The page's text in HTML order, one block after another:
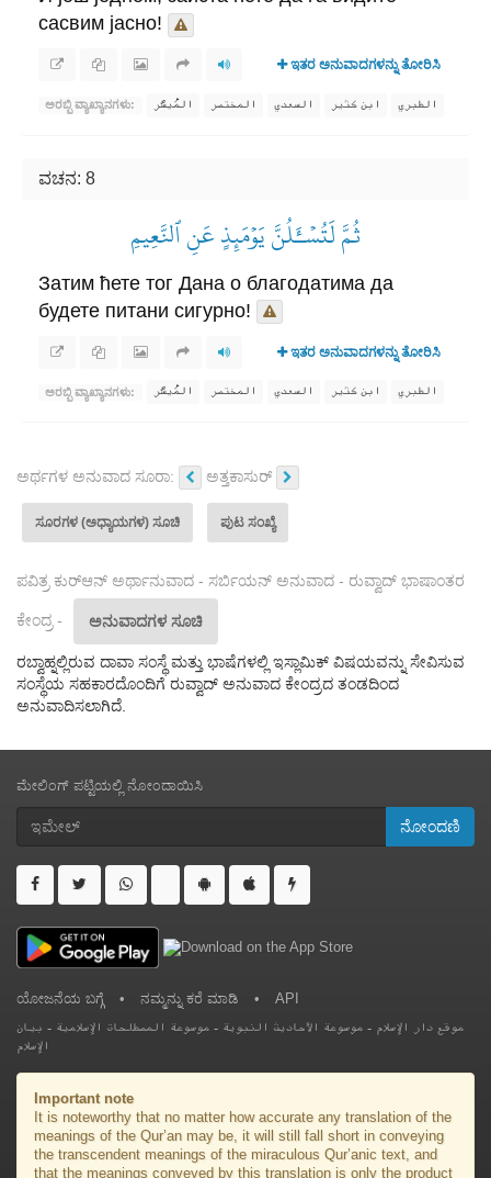
сасвим јасно!
ಇತರ ಅನುವಾದಗಳನ್ನು ತೋರಿಸಿ
ಅರಬ್ಬಿ ವ್ಯಾಖ್ಯಾನಗಳು: المُيسَّر المختصر السعدي ابن كثير الطبري
ವಚನ: 8
ثُمَّ لَتُسۡـَٔلُنَّ يَوۡمَئِذٍ عَنِ ٱلنَّعِيمِ
Затим ћете тог Дана о благодатима да
будете питани сигурно!
ಇತರ ಅನುವಾದಗಳನ್ನು ತೋರಿಸಿ
ಅರಬ್ಬಿ ವ್ಯಾಖ್ಯಾನಗಳು: المُيسَّر المختصر السعدي ابن كثير الطبري
ಅರ್ಥಗಳ ಅನುವಾದ ಸೂರಾ: ಅತ್ತಕಾಸುರ್
ಸೂರಗಳ (ಅಧ್ಯಾಯಗಳ) ಸೂಚಿ ಪುಟ ಸಂಖ್ಯೆ
ಪವಿತ್ರ ಕುರ್‌ಆನ್ ಅರ್ಥಾನುವಾದ - ಸರ್ಬಿಯನ್ ಅನುವಾದ - ರುವ್ವಾದ್ ಭಾಷಾಂತರ
ಕೇಂದ್ರ - ಅನುವಾದಗಳ ಸೂಚಿ
ರಬ್ವಾಹ್ನಲ್ಲಿರುವ ದಾವಾ ಸಂಸ್ಥೆ ಮತ್ತು ಭಾಷೆಗಳಲ್ಲಿ ಇಸ್ಲಾಮಿಕ್ ವಿಷಯವನ್ನು ಸೇವಿಸುವ
ಸಂಸ್ಥೆಯ ಸಹಕಾರದೊಂದಿಗೆ ರುವ್ವಾದ್ ಅನುವಾದ ಕೇಂದ್ರದ ತಂಡದಿಂದ
ಅನುವಾದಿಸಲಾಗಿದೆ.
ಮೇಲಿಂಗ್ ಪಟ್ಟಿಯಲ್ಲಿ ನೋಂದಾಯಿಸಿ
ನೋಂದಣಿ
ಯೋಜನೆಯ ಬಗ್ಗೆ • ನಮ್ಮನ್ನು ಕರೆ ಮಾಡಿ •
API
موقع دار الإسلام - موسوعة الأحاديث النبوية - موسوعة المصطلحات الإسلامية - بيان
الإسلام
Important note
It is noteworthy that no matter how accurate any translation of the
meanings of the Qur’an may be, it will still fall short in conveying
the transcendent meanings of the miraculous Qur’anic text, and
that the meanings conveyed by this translation is only the product